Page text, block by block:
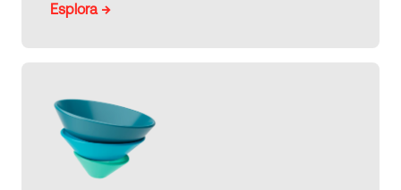
Esplora →